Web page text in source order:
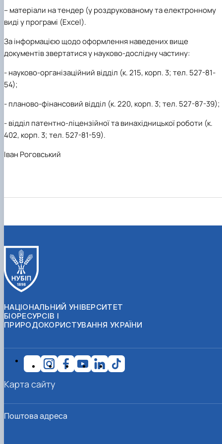
–матеріали на тендер (у роздрукованому та електронному
виді у програмі (Ехсеl).
За інформацією щодо оформлення наведених вище
документів звертатися у науково-дослідну частину:
-науково-організаційний відділ (к. 215, корп. 3; тел. 527-81-
54);
-планово-фінансовий відділ (к. 220, корп. 3; тел. 527-87-39);
-відділ патентно-ліцензійної та винахідницької роботи (к.
402, корп. 3; тел. 527-81-59).
Іван Роговський
НАЦІОНАЛЬНИЙ УНІВЕРСИТЕТ
БІОРЕСУРСІВ І
ПРИРОДОКОРИСТУВАННЯ УКРАЇНИ
Поштова адреса
Карта сайту